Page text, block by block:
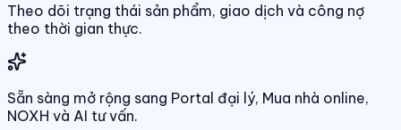
Theo dõi trạng thái sản phẩm, giao dịch và công nợ
theo thời gian thực.
Sẵn sàng mở rộng sang Portal đại lý, Mua nhà online,
NOXH và AI tư vấn.